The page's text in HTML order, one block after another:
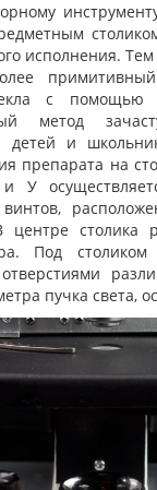
исполнения. Тем
с помощью
метод
детей и
препарата на
У
винтов,
центре столика
Под столиком
пучка света,